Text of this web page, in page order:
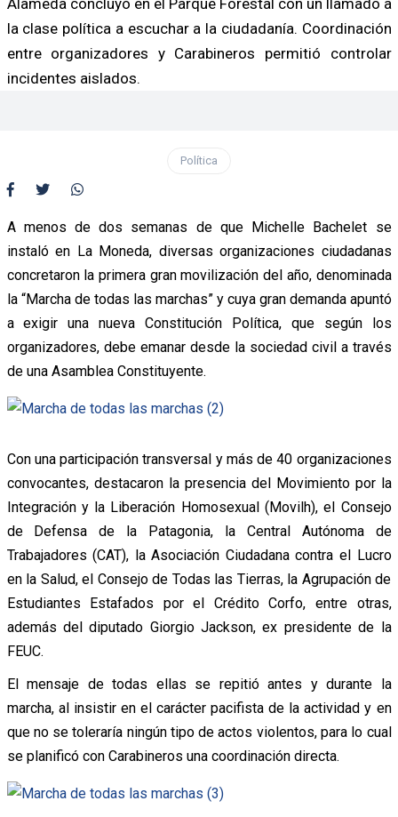
la clase política a escuchar a la ciudadanía. Coordinación
entre organizadores y Carabineros permitió controlar
incidentes aislados.
Política
A menos de dos semanas de que Michelle Bachelet se
instaló en La Moneda, diversas organizaciones ciudadanas
concretaron la primera gran movilización del año, denominada
la “Marcha de todas las marchas” y cuya gran demanda apuntó
a exigir una nueva Constitución Política, que según los
organizadores, debe emanar desde la sociedad civil a través
de una Asamblea Constituyente.
Con una participación transversal y más de 40 organizaciones
convocantes, destacaron la presencia del Movimiento por la
Integración y la Liberación Homosexual (Movilh), el Consejo
de Defensa de la Patagonia, la Central Autónoma de
Trabajadores (CAT), la Asociación Ciudadana contra el Lucro
en la Salud, el Consejo de Todas las Tierras, la Agrupación de
Estudiantes Estafados por el Crédito Corfo, entre otras,
además del diputado Giorgio Jackson, ex presidente de la
FEUC.
El mensaje de todas ellas se repitió antes y durante la
marcha, al insistir en el carácter pacifista de la actividad y en
que no se toleraría ningún tipo de actos violentos, para lo cual
se planificó con Carabineros una coordinación directa.